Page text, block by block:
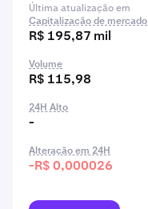
Última atualização em
Capitalização de mercado
R$ 195,87 mil
Volume
R$ 115,98
24H Alto
-
Alteração em 24H
-R$ 0,000026